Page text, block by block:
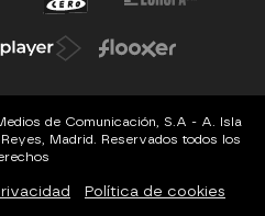
de Comunicación, S.A - A. Isla
Madrid. Reservados todos los
Política de cookies